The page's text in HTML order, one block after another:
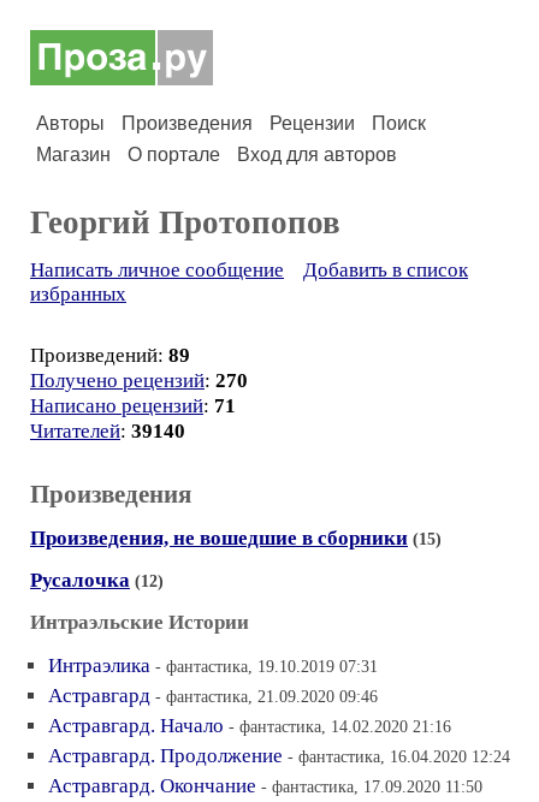
Авторы Произведения Рецензии
Поиск
Магазин
О портале Вход для авторов
Георгий Протопопов
Написать личное сообщение
Добавить в список
избранных
Произведений: 89
Получено рецензий: 270
Написано рецензий: 71
Читателей: 39140
Произведения
Произведения, не вошедшие в сборники (15)
Русалочка (12)
Интраэльские Истории
Интраэлика - фантастика, 19.10.2019 07:31
Астравгард - фантастика, 21.09.2020 09:46
Астравгард. Начало - фантастика, 14.02.2020 21:16
Астравгард. Продолжение - фантастика, 16.04.2020 12:24
Астравгард. Окончание - фантастика, 17.09.2020 11:50